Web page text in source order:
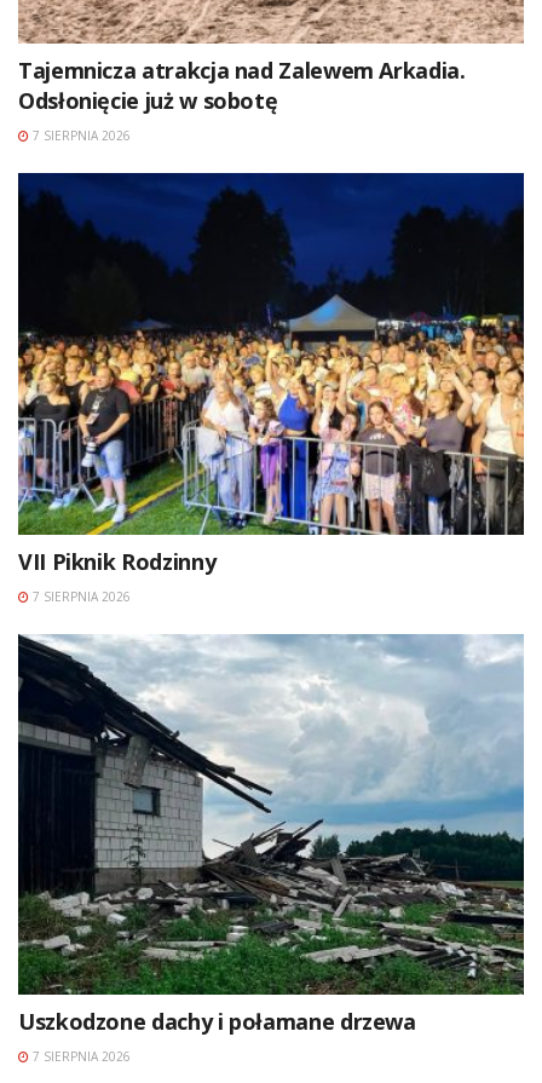
Tajemnicza atrakcja nad Zalewem Arkadia.
Odsłonięcie już w sobotę
7 SIERPNIA 2026
VII Piknik Rodzinny
7 SIERPNIA 2026
Uszkodzone dachy i połamane drzewa
7 SIERPNIA 2026